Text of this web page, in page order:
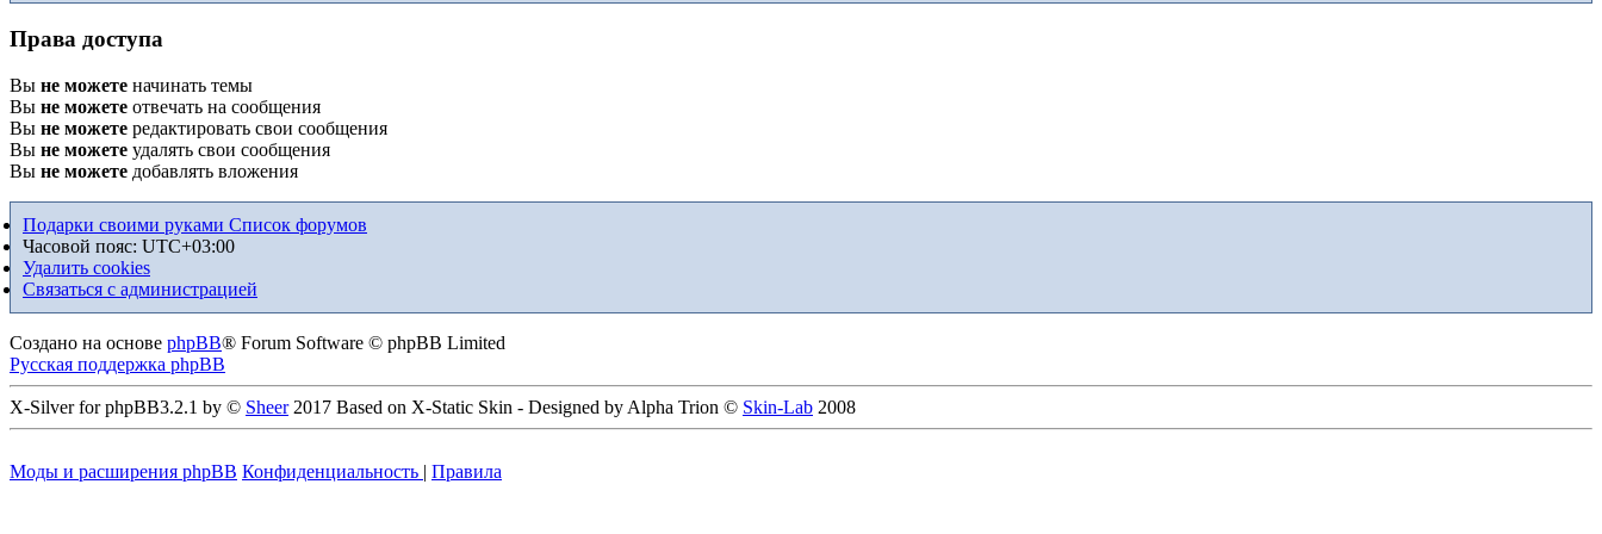
Права доступа
Вы не можете начинать темы
Вы не можете отвечать на сообщения
Вы не можете редактировать свои сообщения
Вы не можете удалять свои сообщения
Вы не можете добавлять вложения
Подарки своими руками Список форумов
Часовой пояс: UTC+03:00
Удалить cookies
Связаться с администрацией
Создано на основе phpBB® Forum Software © phpBB Limited
Русская поддержка phpBB
X-Silver for phpBB3.2.1 by © Sheer2017 Based on X-Static Skin - Designed by Alpha Trion © Skin-Lab 2008
Моды и расширения phpBB Конфиденциальность | Правила